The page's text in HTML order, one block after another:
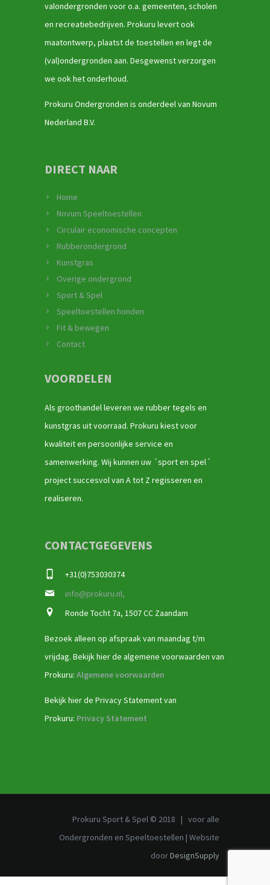
valondergronden voor o.a. gemeenten, scholen
en recreatiebedrijven. Prokuru levert ook
maatontwerp, plaatst de toestellen en legt de
(val)ondergronden aan. Desgewenst verzorgen
we ook het onderhoud.
Prokuru Ondergronden is onderdeel van Novum
Nederland B.V.
DIRECT NAAR
Home
Novum Speeltoestellen
Circulair economische concepten
Rubberondergrond
Kunstgras
Overige ondergrond
Sport & Spel
Speeltoestellen honden
Fit & bewegen
Contact
VOORDELEN
Als groothandel leveren we rubber tegels en
kunstgras uit voorraad. Prokuru kiest voor
kwaliteit en persoonlijke service en
samenwerking. Wij kunnen uw ´sport en spel´
project succesvol van A tot Z regisseren en
realiseren.
CONTACTGEGEVENS
+31(0)753030374
info@prokuru.nl,
Ronde Tocht 7a, 1507 CC Zaandam
Bezoek alleen op afspraak van maandag t/m
vrijdag. Bekijk hier de algemene voorwaarden van
Prokuru: Algemene voorwaarden
Bekijk hier de Privacy Statement van
Prokuru: Privacy Statement
Prokuru Sport & Spel © 2018 | voor alle
Ondergronden en Speeltoestellen | Website
doorDesignSupply